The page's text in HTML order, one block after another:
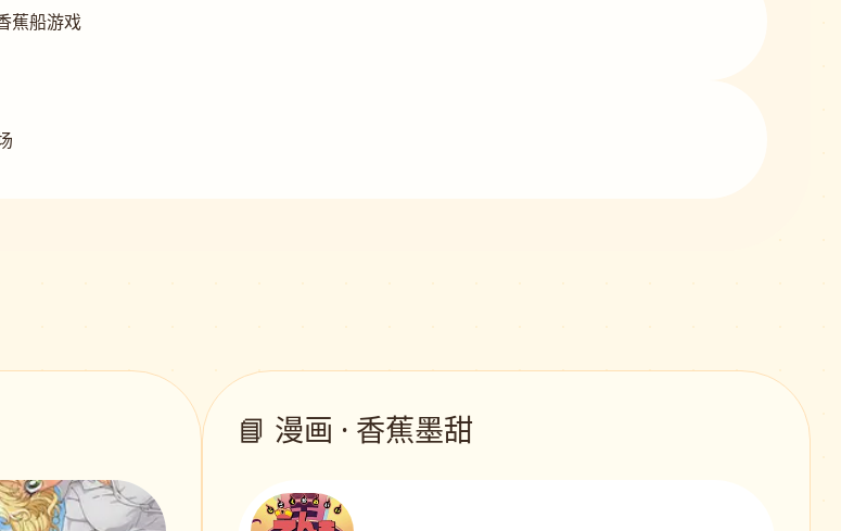
蕉船游戏
📘 漫画 · 香蕉墨甜